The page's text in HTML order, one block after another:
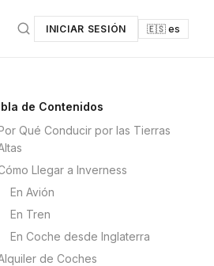
INICIAR SESIÓN 🇪🇸 es
de Contenidos
Qué Conducir por las Tierras
Llegar a Inverness
En Avión
En Tren
En Coche desde Inglaterra
de Coches